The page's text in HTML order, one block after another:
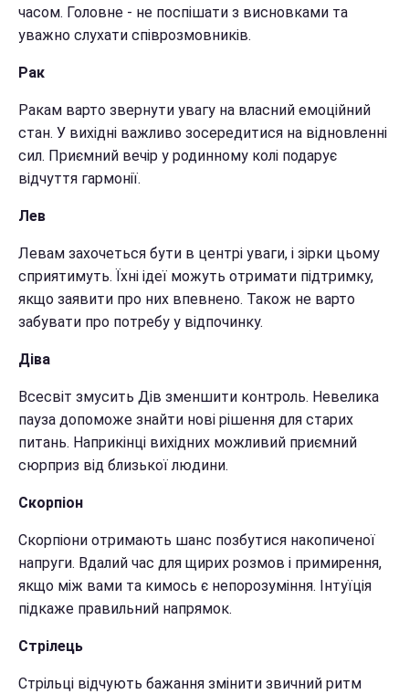
часом. Головне - не поспішати з висновками та
уважно слухати співрозмовників.
Рак
Ракам варто звернути увагу на власний емоційний
стан. У вихідні важливо зосередитися на відновленні
сил. Приємний вечір у родинному колі подарує
відчуття гармонії.
Лев
Левам захочеться бути в центрі уваги, і зірки цьому
сприятимуть. Їхні ідеї можуть отримати підтримку,
якщо заявити про них впевнено. Також не варто
забувати про потребу у відпочинку.
Діва
Всесвіт змусить Дів зменшити контроль. Невелика
пауза допоможе знайти нові рішення для старих
питань. Наприкінці вихідних можливий приємний
сюрприз від близької людини.
Скорпіон
Скорпіони отримають шанс позбутися накопиченої
напруги. Вдалий час для щирих розмов і примирення,
якщо між вами та кимось є непорозуміння. Інтуїція
підкаже правильний напрямок.
Стрілець
Стрільці відчують бажання змінити звичний ритм